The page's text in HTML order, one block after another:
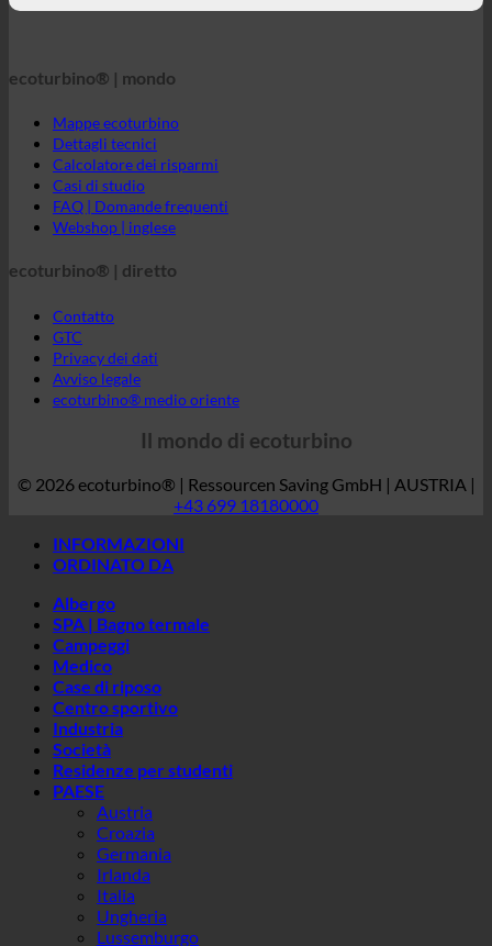
Contatto
GTC
Privacy dei dati
Avviso legale
ecoturbino® medio oriente
Il mondo di ecoturbino
© 2026 ecoturbino® | Ressourcen Saving GmbH | AUSTRIA |
INFORMAZIONI
ORDINATO DA
Campeggi
Centro sportivo
Industria
Residenze per studenti
PAESE
Austria
Croazia
Germania
Irlanda
Italia
Ungheria
Lussemburgo
Lettonia
Slovenia
Corea del Sud
Spagna
Svizzera
Emirati Arabi Uniti